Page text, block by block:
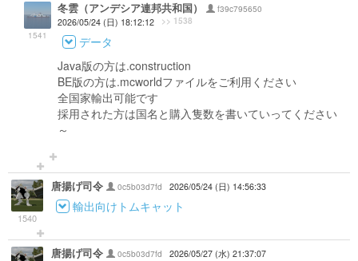
1541
冬雲（アンデシア連邦共和国）
f39c795650
2026/05/24 (日) 18:12:12
>> 1538
データ
Java版の方は.construction
BE版の方は.mcworldファイルをご利用ください
全国家輸出可能です
採用された方は国名と購入隻数を書いていってください
～
1540
唐揚げ司令 0c5b03d7fd 2026/05/24 (日) 14:56:33
輸出向けトムキャット
唐揚げ司令 0c5b03d7fd 2026/05/27 (水) 21:37:07